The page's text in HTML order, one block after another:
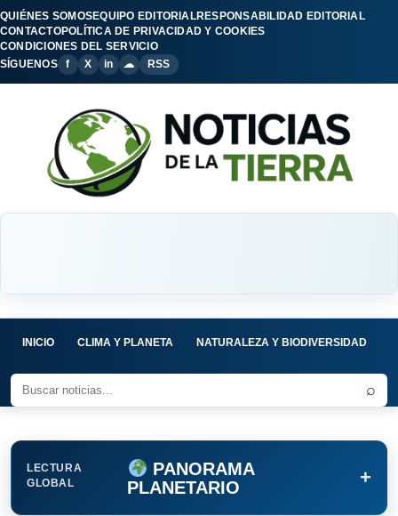
QUIÉNES SOMOSEQUIPO EDITORIALRESPONSABILIDAD EDITORIAL
CONTACTOPOLÍTICA DE PRIVACIDAD Y COOKIES
CONDICIONES DEL SERVICIO
SÍGUENOS
f X in ☁ RSS
INICIO CLIMA Y PLANETA NATURALEZA Y BIODIVERSIDAD
⌕
LECTURA
GLOBAL
PANORAMA
PLANETARIO
+